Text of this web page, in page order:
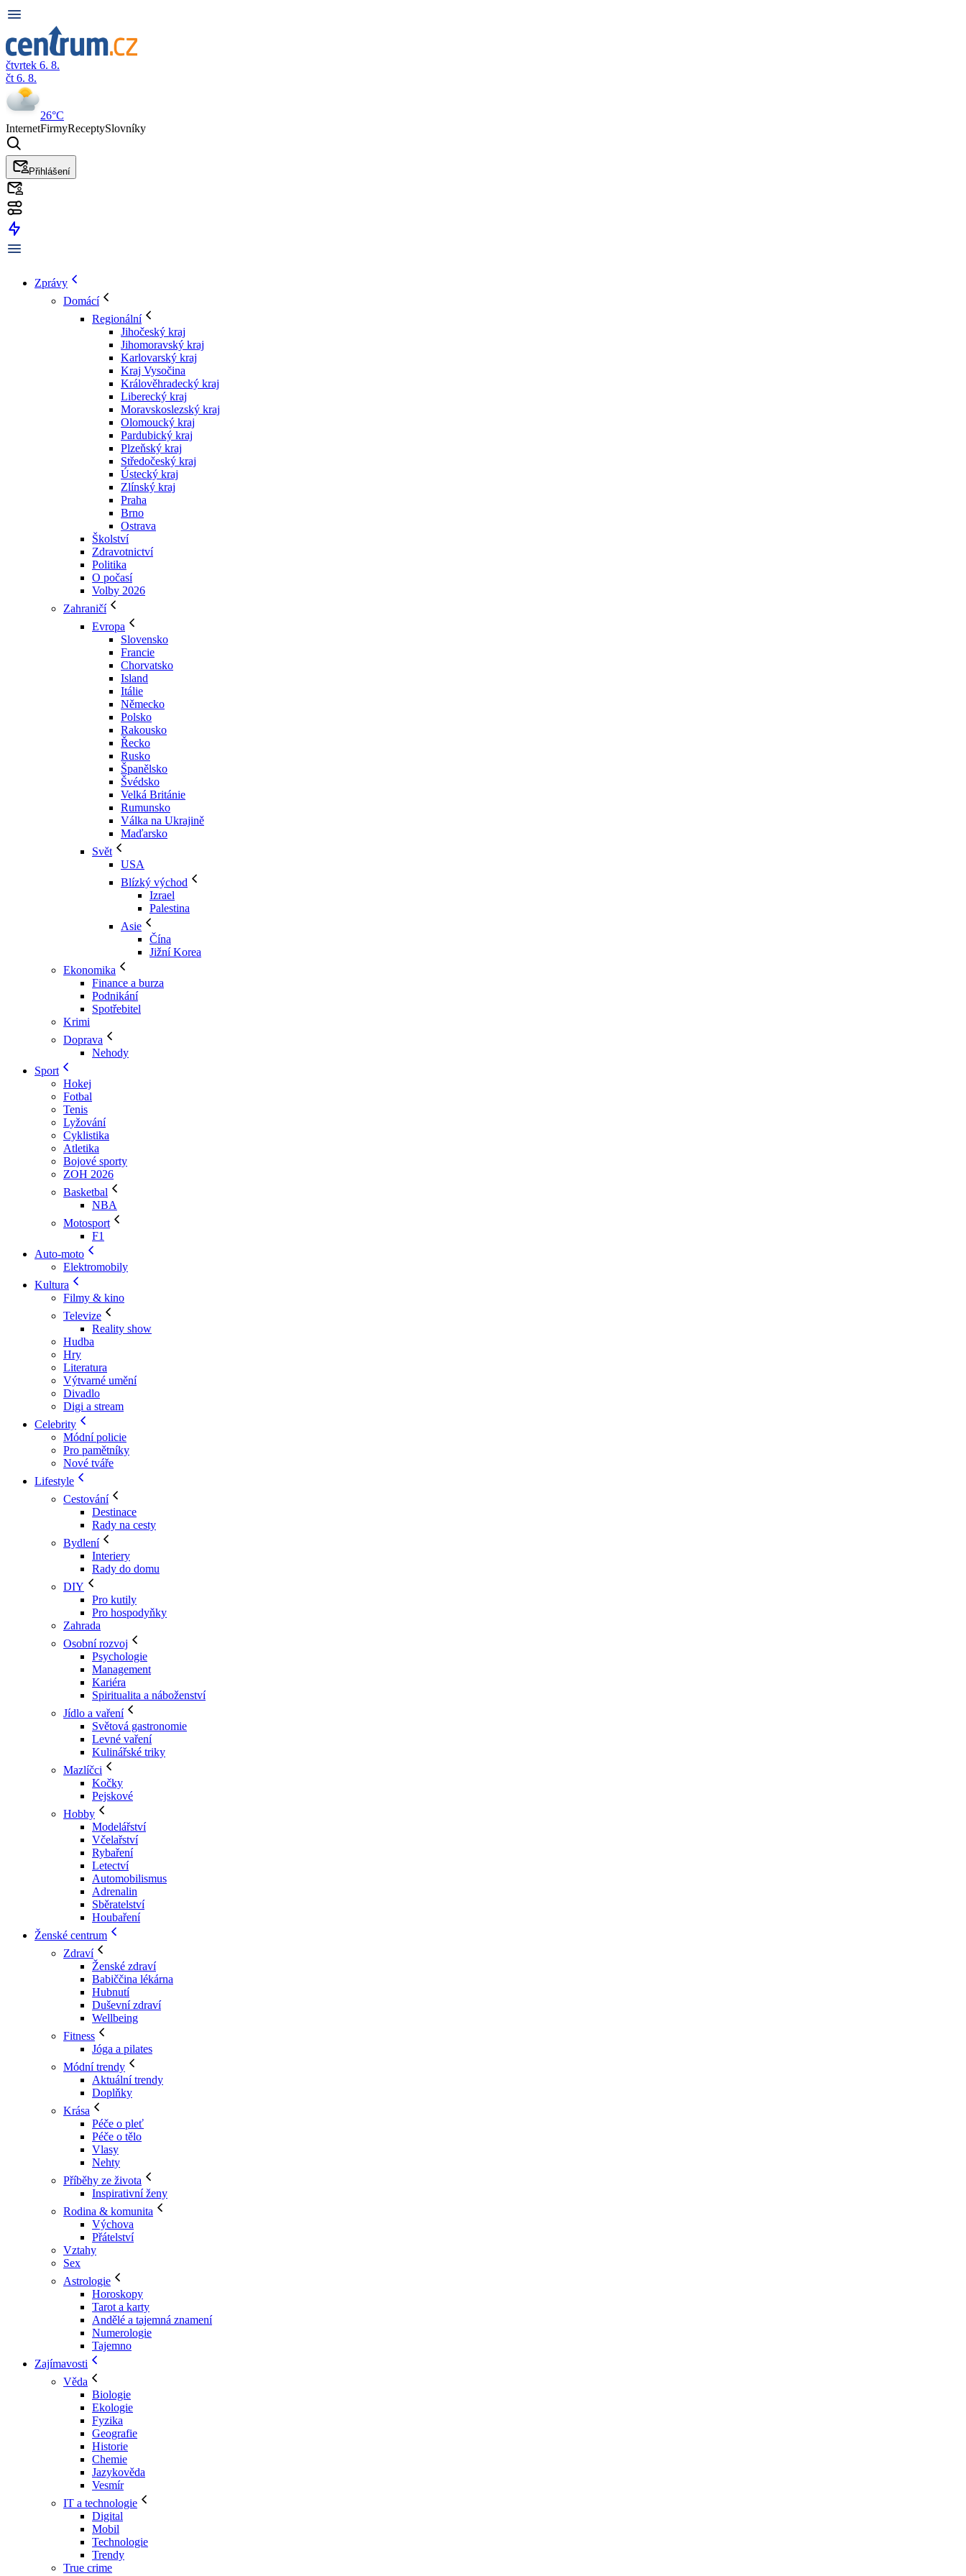
čtvrtek 6. 8.
čt 6. 8.
26°C
InternetFirmyReceptySlovníky
Přihlášení
Zprávy
Domácí
Regionální
Jihočeský kraj
Jihomoravský kraj
Karlovarský kraj
Kraj Vysočina
Králověhradecký kraj
Liberecký kraj
Moravskoslezský kraj
Olomoucký kraj
Pardubický kraj
Plzeňský kraj
Středočeský kraj
Ústecký kraj
Zlínský kraj
Praha
Brno
Ostrava
Školství
Zdravotnictví
Politika
O počasí
Volby 2026
Zahraničí
Evropa
Slovensko
Francie
Chorvatsko
Island
Itálie
Německo
Polsko
Rakousko
Řecko
Rusko
Španělsko
Švédsko
Velká Británie
Rumunsko
Válka na Ukrajině
Maďarsko
Svět
USA
Blízký východ
Izrael
Palestina
Asie
Čína
Jižní Korea
Ekonomika
Finance a burza
Podnikání
Spotřebitel
Krimi
Doprava
Nehody
Sport
Hokej
Fotbal
Tenis
Lyžování
Cyklistika
Atletika
Bojové sporty
ZOH 2026
Basketbal
NBA
Motosport
F1
Auto-moto
Elektromobily
Kultura
Filmy & kino
Televize
Reality show
Hudba
Hry
Literatura
Výtvarné umění
Divadlo
Digi a stream
Celebrity
Módní policie
Pro pamětníky
Nové tváře
Lifestyle
Cestování
Destinace
Rady na cesty
Bydlení
Interiery
Rady do domu
DIY
Pro kutily
Pro hospodyňky
Zahrada
Osobní rozvoj
Psychologie
Management
Kariéra
Spiritualita a náboženství
Jídlo a vaření
Světová gastronomie
Levné vaření
Kulinářské triky
Mazlíčci
Kočky
Pejskové
Hobby
Modelářství
Včelařství
Rybaření
Letectví
Automobilismus
Adrenalin
Sběratelství
Houbaření
Ženské centrum
Zdraví
Ženské zdraví
Babiččina lékárna
Hubnutí
Duševní zdraví
Wellbeing
Fitness
Jóga a pilates
Módní trendy
Aktuální trendy
Doplňky
Krása
Péče o pleť
Péče o tělo
Vlasy
Nehty
Příběhy ze života
Inspirativní ženy
Rodina & komunita
Výchova
Přátelství
Vztahy
Sex
Astrologie
Horoskopy
Tarot a karty
Andělé a tajemná znamení
Numerologie
Tajemno
Zajímavosti
Věda
Biologie
Ekologie
Fyzika
Geografie
Historie
Chemie
Jazykověda
Vesmír
IT a technologie
Digital
Mobil
Technologie
Trendy
True crime